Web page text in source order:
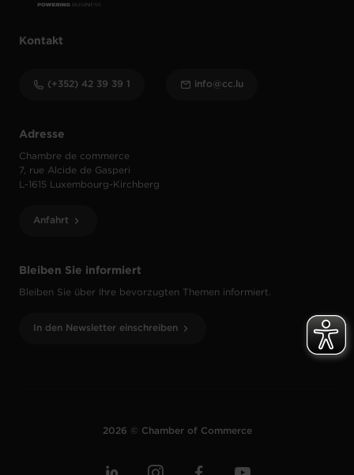
Bleiben Sie informiert
Bleiben Sie über Ihre bevorzugten Themen informiert.
In den Newsletter einschreiben
Adresse
Chambre de commerce
7, rue Alcide de Gasperi
L-1615 Luxembourg-Kirchberg
Anfahrt
Kontakt
(+352) 42 39 39 1 info@cc.lu
2026 © Chamber of Commerce